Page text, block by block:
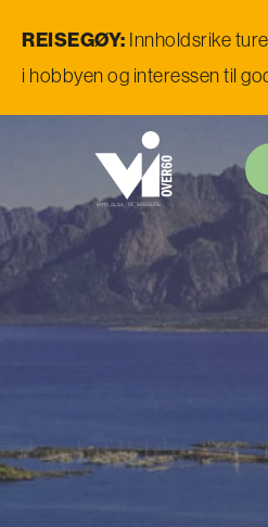
REISEGØY: Innholdsrike
i hobbyen og interessen til